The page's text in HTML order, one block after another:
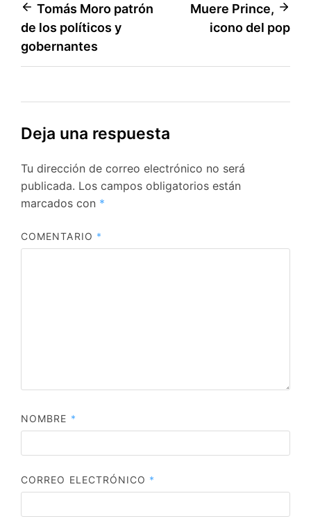
Navegación
de
entradas
Tomás Moro patrón
de los políticos y
gobernantes
Muere Prince,
icono del pop
Deja una respuesta
Tu dirección de correo electrónico no será
publicada. Los campos obligatorios están
marcados con *
COMENTARIO *
NOMBRE *
CORREO ELECTRÓNICO *